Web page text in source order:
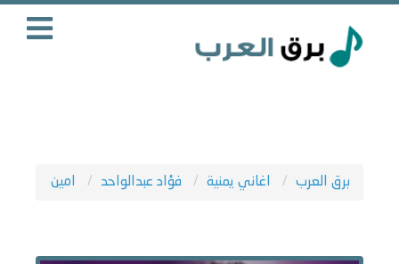
برق العرب اغاني يمنية فؤاد عبدالواحد امين